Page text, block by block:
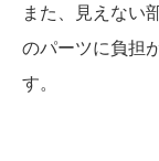
また、見えない
のパーツに負担
す。